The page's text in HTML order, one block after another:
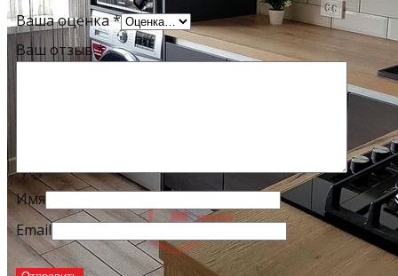
Ваша оценка*
Ваш отзыв*
Имя
Email